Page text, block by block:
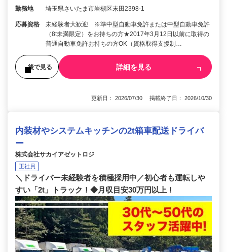
勤務地 埼玉県さいたま市岩槻区末田2398-1
応募資格
未経験者大歓迎 ※準中型自動車免許または中型自動車免許
（8t未満限定）をお持ちの方★2017年3月12日以前に取得の
普通自動車免許お持ちの方OK（資格取得支援制…
後で見る 詳細を見る
更新日： 2026/07/30 掲載終了日： 2026/10/30
内装材やシステムキッチンの2t箱車配送ドライバ
ー
株式会社サカイアゼットロジ
正社員
＼ドライバー未経験者を積極採用中／初心者も運転しや
すい「2t」トラック！◆月収目安30万円以上！